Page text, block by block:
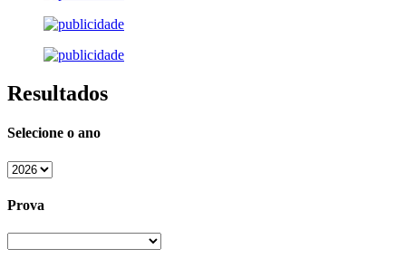
Resultados
Selecione o ano
Prova